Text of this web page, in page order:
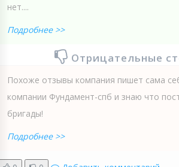
нет....
Подробнее >>
Отрицательные
Похоже отзывы компания пишет сама
компании Фундамент-спб и знаю что
бригады!
Подробнее >>